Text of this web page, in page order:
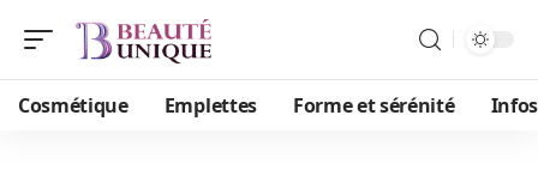
Cosmétique Emplettes Forme et sérénité Infos